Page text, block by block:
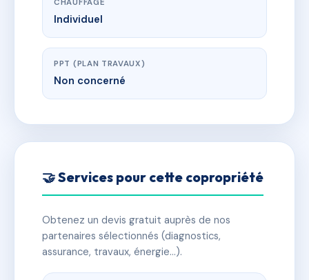
CHAUFFAGE
Individuel
PPT (PLAN TRAVAUX)
Non concerné
🤝 Services pour cette copropriété
Obtenez un devis gratuit auprès de nos
partenaires sélectionnés (diagnostics,
assurance, travaux, énergie…).